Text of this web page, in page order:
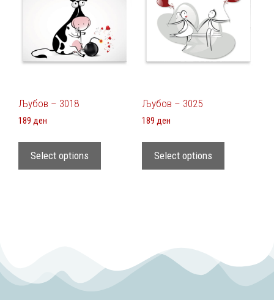
Љубов – 3018
189 ден
Select options
Љубов – 3025
189 ден
Select options